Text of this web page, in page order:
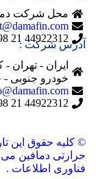
محل شرکت
44922312 21 98+
آدرس شرکت :
خودرو جنوبی -
44922312 21 98+
© کلیه حقوق این
حرارتی دمافین
فناوری اطلاعات .